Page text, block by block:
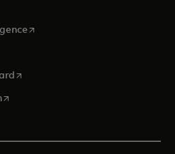
scheda
si apre in una nuova scheda
in una nuova scheda
si apre in una nuova scheda
si apre in una nuova scheda